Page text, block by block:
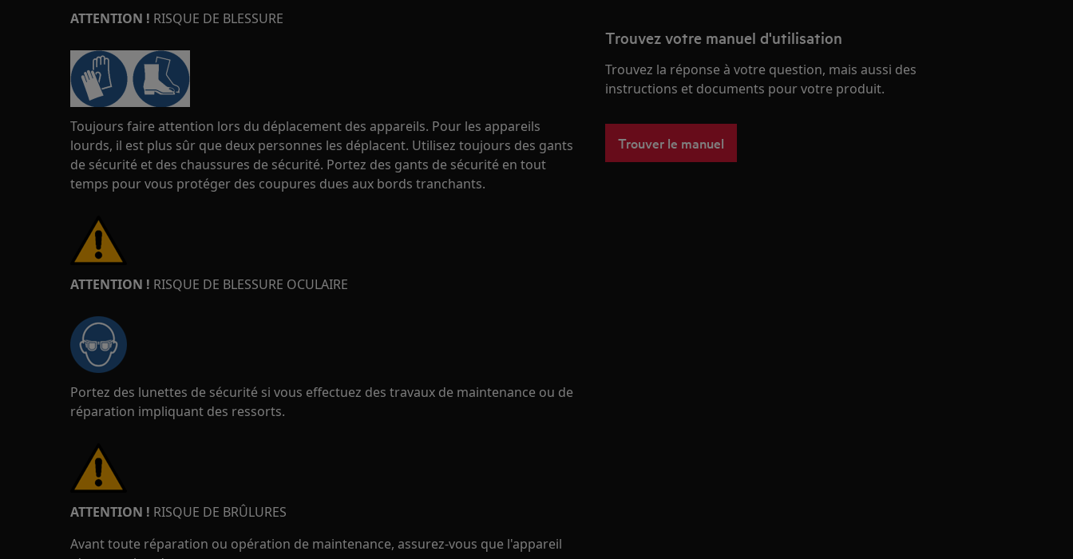
ATTENTION ! RISQUE DE BLESSURE
Toujours faire attention lors du déplacement des appareils. Pour les appareils
lourds, il est plus sûr que deux personnes les déplacent. Utilisez toujours des gants
de sécurité et des chaussures de sécurité. Portez des gants de sécurité en tout
temps pour vous protéger des coupures dues aux bords tranchants.
ATTENTION ! RISQUE DE BLESSURE OCULAIRE
Portez des lunettes de sécurité si vous effectuez des travaux de maintenance ou de
réparation impliquant des ressorts.
ATTENTION ! RISQUE DE BRÛLURES
Avant toute réparation ou opération de maintenance, assurez-vous que l'appareil
Trouvez votre manuel d'utilisation
Trouvez la réponse à votre question, mais aussi des
instructions et documents pour votre produit.
Trouver le manuel